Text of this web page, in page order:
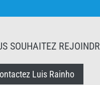
SOUHAITEZ
Luis Rainho